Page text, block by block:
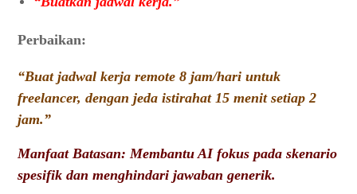
Perbaikan:
“Buat jadwal kerja remote 8 jam/hari untuk
freelancer, dengan jeda istirahat 15 menit setiap 2
jam.”
Manfaat Batasan: Membantu AI fokus pada skenario
spesifik dan menghindari jawaban generik.